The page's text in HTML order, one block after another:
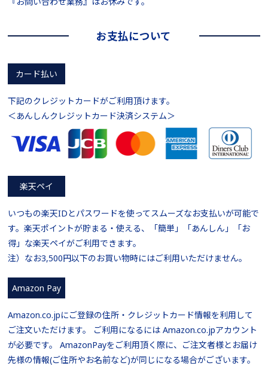
お支払について
カード払い
下記のクレジットカードがご利用頂けます。
＜あんしんクレジットカード決済システム＞
楽天ペイ
いつもの楽天IDとパスワードを使ってスムーズなお支払いが可能で
す。楽天ポイントが貯まる・使える、「簡単」「あんしん」「お
得」な楽天ペイがご利用できます。
注）なお3,500円以下のお買い物時にはご利用いただけません。
Amazon Pay
Amazon.co.jpにご登録の住所・クレジットカード情報を利用して
ご注文いただけます。 ご利用になるには Amazon.co.jpアカウント
が必要です。 AmazonPayをご利用頂く際に、ご注文者様とお届け
先様の情報(ご住所やお名前など)が同じになる場合がございます。